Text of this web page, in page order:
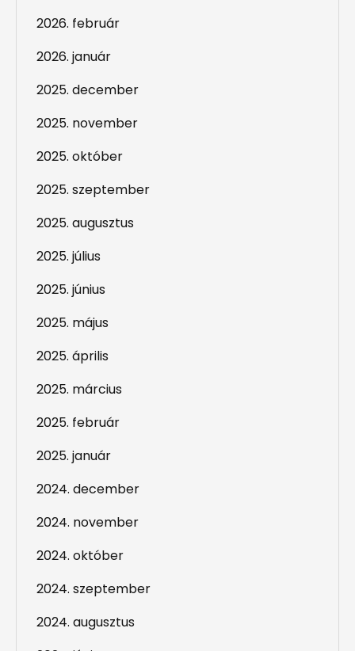
2026. február
2026. január
2025. december
2025. november
2025. október
2025. szeptember
2025. augusztus
2025. július
2025. június
2025. május
2025. április
2025. március
2025. február
2025. január
2024. december
2024. november
2024. október
2024. szeptember
2024. augusztus